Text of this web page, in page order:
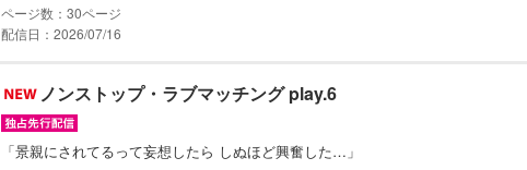
30
配信日：2026/07/16
ノンストップ・ラブマッチング play.6
「景親にされてるって妄想したら しぬほど興奮した…」